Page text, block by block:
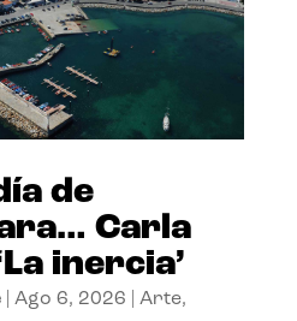
de
Carla
inercia’
| Ago 6, 2026 Arte,